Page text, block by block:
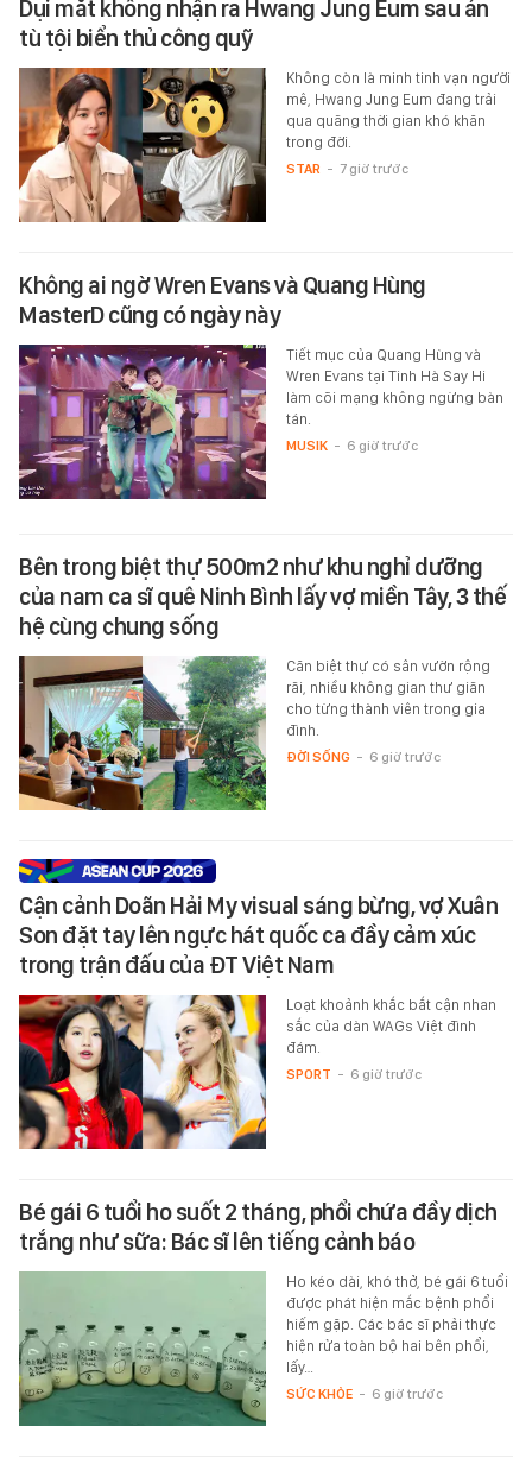
Dụi mắt không nhận ra Hwang Jung Eum sau án
tù tội biển thủ công quỹ
Không còn là minh tinh vạn người
mê, Hwang Jung Eum đang trải
qua quãng thời gian khó khăn
trong đời.
STAR - 7 giờ trước
Không ai ngờ Wren Evans và Quang Hùng
MasterD cũng có ngày này
Tiết mục của Quang Hùng và
Wren Evans tại Tinh Hà Say Hi
làm cõi mạng không ngừng bàn
tán.
MUSIK - 6 giờ trước
Bên trong biệt thự 500m2 như khu nghỉ dưỡng
của nam ca sĩ quê Ninh Bình lấy vợ miền Tây, 3 thế
hệ cùng chung sống
Căn biệt thự có sân vườn rộng
rãi, nhiều không gian thư giãn
cho từng thành viên trong gia
đình.
ĐỜI SỐNG - 6 giờ trước
Cận cảnh Doãn Hải My visual sáng bừng, vợ Xuân
Son đặt tay lên ngực hát quốc ca đầy cảm xúc
trong trận đấu của ĐT Việt Nam
Loạt khoảnh khắc bắt cận nhan
sắc của dàn WAGs Việt đình
đám.
SPORT - 6 giờ trước
Bé gái 6 tuổi ho suốt 2 tháng, phổi chứa đầy dịch
trắng như sữa: Bác sĩ lên tiếng cảnh báo
Ho kéo dài, khó thở, bé gái 6 tuổi
được phát hiện mắc bệnh phổi
hiếm gặp. Các bác sĩ phải thực
hiện rửa toàn bộ hai bên phổi,
lấy…
SỨC KHỎE - 6 giờ trước